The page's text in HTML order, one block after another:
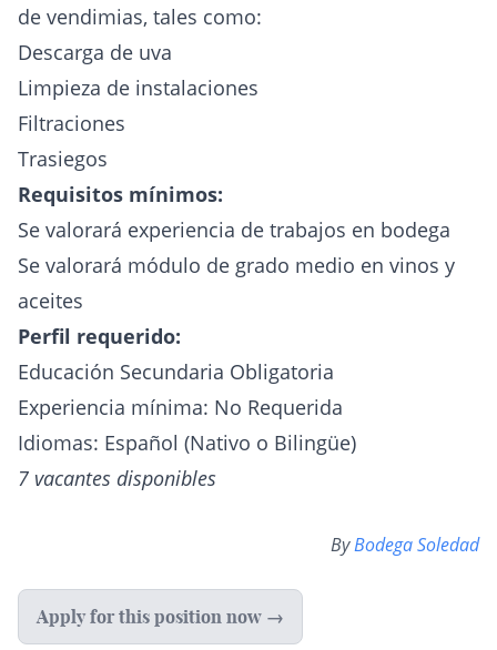
de vendimias, tales como:
Descarga de uva
Limpieza de instalaciones
Filtraciones
Trasiegos
Requisitos mínimos:
Se valorará experiencia de trabajos en bodega
Se valorará módulo de grado medio en vinos y
aceites
Perfil requerido:
Educación Secundaria Obligatoria
Experiencia mínima: No Requerida
Idiomas: Español (Nativo o Bilingüe)
7 vacantes disponibles
ByBodega Soledad
Apply for this position now →